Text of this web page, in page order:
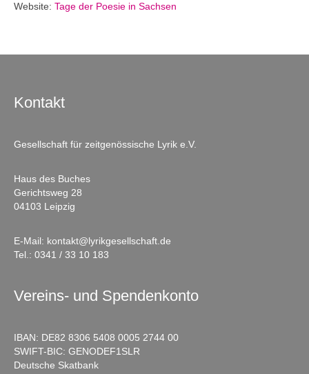
Website: Tage der Poesie in Sachsen
Kontakt
Gesellschaft für zeitgenössische Lyrik e.V.
Haus des Buches
Gerichtsweg 28
04103 Leipzig
E-Mail: kontakt@lyrikgesellschaft.de
Tel.: 0341 / 33 10 183
Vereins- und Spendenkonto
IBAN: DE82 8306 5408 0005 2744 00
SWIFT-BIC: GENODEF1SLR
Deutsche Skatbank